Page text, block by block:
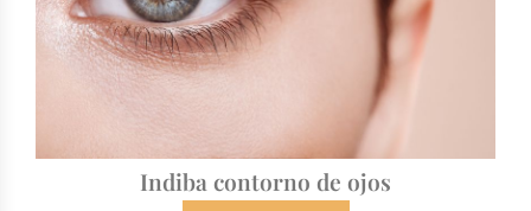
Indiba contorno de ojos